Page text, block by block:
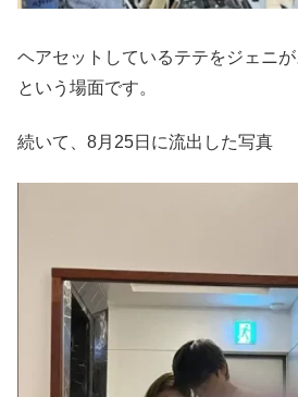
ヘアセットしているテテをジェニ
という場面です。
続いて、8月25日に流出した写真